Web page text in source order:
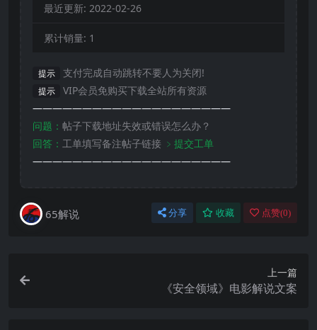
最近更新: 2022-02-26
累计销量: 1
提示 支付完成自动跳转不要人为关闭!
提示
VIP会员免购买下载全站所有资源
————————————————————
问题： 帖子下载地址失效或错误怎么办？
回答： 工单填写备注帖子链接 ﹥提交工单
————————————————————
65解说 分享 收藏 点赞(0)
上一篇
《安全领域》电影解说文案